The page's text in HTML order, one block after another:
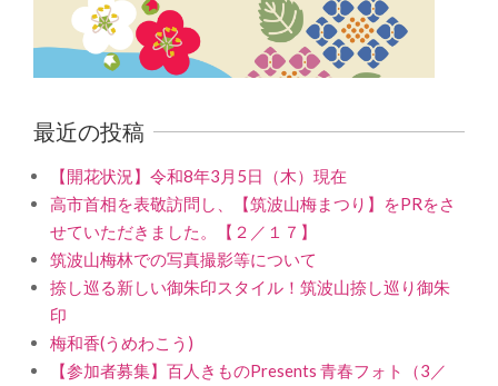
最近の投稿
【開花状況】令和8年3月5日（木）現在
高市首相を表敬訪問し、【筑波山梅まつり】をPRをさ
せていただきました。【２／１７】
筑波山梅林での写真撮影等について
捺し巡る新しい御朱印スタイル！筑波山捺し巡り御朱
印
梅和香(うめわこう)
【参加者募集】百人きものPresents 青春フォト（3／